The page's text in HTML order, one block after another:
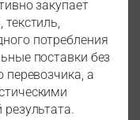
закупает
потребления
поставки без
перевозчика, а